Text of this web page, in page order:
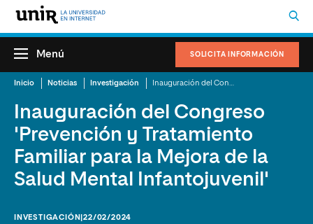
SOLICITA INFORMACIÓN
Menú
Inicio Noticias Investigación
Inauguración del Congreso
'Prevención y Tratamiento
Familiar para la Mejora de la
Salud Mental Infantojuvenil'
INVESTIGACIÓN |22/02/2024